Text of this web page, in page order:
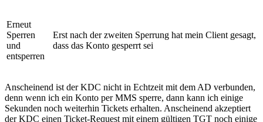
Erneut
Sperren
und
entsperren
Erst nach der zweiten Sperrung hat mein Client gesagt,
dass das Konto gesperrt sei
Anscheinend ist der KDC nicht in Echtzeit mit dem AD verbunden,
denn wenn ich ein Konto per MMS sperre, dann kann ich einige
Sekunden noch weiterhin Tickets erhalten. Anscheinend akzeptiert
der KDC einen Ticket-Request mit einem gültigen TGT noch einige